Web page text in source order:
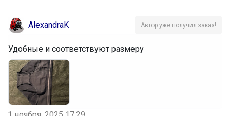
AlexandraK Автор уже получил заказ!
Удобные и соответствуют размеру